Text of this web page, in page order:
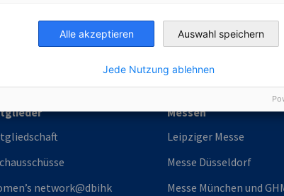
Germany
network@dbihk
Messen
Leipziger Messe
Messe Düsseldorf
Messe München und
Alle akzeptieren Auswahl speichern
Jede Nutzung ablehnen